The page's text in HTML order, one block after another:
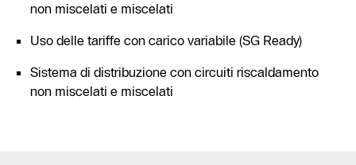
non miscelati e miscelati
Uso delle tariffe con carico variabile (SG Ready)
Sistema di distribuzione con circuiti riscaldamento
non miscelati e miscelati